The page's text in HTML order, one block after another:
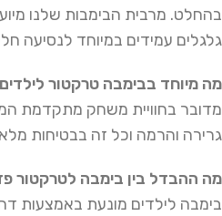
בהחלט. מרבית הבימבות שלנו
גלגלים עמידים במיוחד לנסיעה
מה מיוחד בבימבה טרקטור לילדים
מדובר בחוויית משחק מתקדמת
גרירה והרמה וכל זה בבטיחות
מה ההבדל בין בימבה לטרקטור
בימבה לילדים מונעת באמצעות